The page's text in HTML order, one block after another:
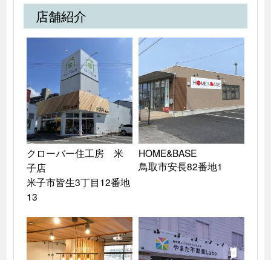
店舗紹介
クローバー住工房　米
子店
米子市皆生3丁目12番地
13
HOME&BASE
鳥取市安長82番地1